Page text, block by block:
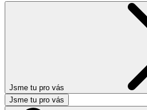
Jsme tu pro vás
Jsme tu pro vás